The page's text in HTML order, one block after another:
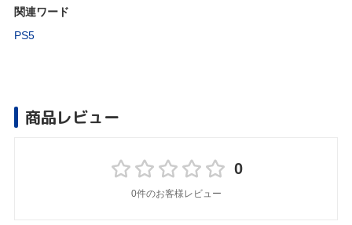
関連ワード
PS5
商品レビュー
0
0件のお客様レビュー